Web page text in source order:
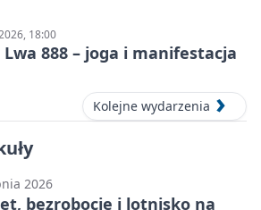
18:00
888 – joga i manifestacja
Kolejne wydarzenia
2026
bezrobocie i lotnisko na